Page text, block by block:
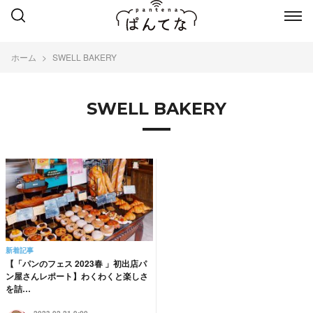
ホーム SWELL BAKERY
SWELL BAKERY
新着記事
【「パンのフェス 2023春 」初出店パ
ン屋さんレポート】わくわくと楽しさ
を詰…